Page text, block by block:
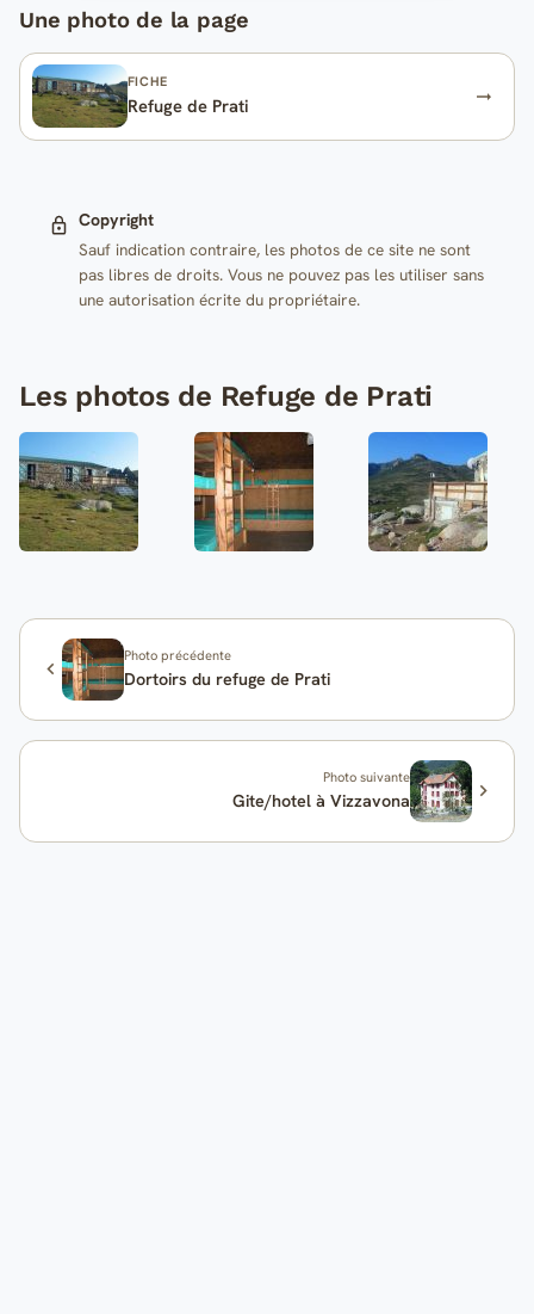
Une photo de la page
FICHE
Refuge de Prati
Copyright
Sauf indication contraire, les photos de ce site ne sont
pas libres de droits. Vous ne pouvez pas les utiliser sans
une autorisation écrite du propriétaire.
Les photos de Refuge de Prati
Photo précédente
Dortoirs du refuge de Prati
Photo suivante
Gite/hotel à Vizzavona